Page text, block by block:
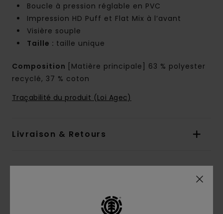
Boucle à pression réglable en PVC
Impression HD Puff et Flat Mix à l’avant
Visière souple
Taille : taille unique
Composition
[Matière principale] 63 % polyester
recyclé, 37 % coton
Traçabilité du produit (Loi Agec)
Livraison & Retours